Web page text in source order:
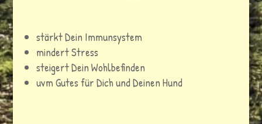
stärkt Dein Immunsystem
mindert Stress
steigert Dein Wohlbefinden
uvm Gutes für Dich und Deinen Hund